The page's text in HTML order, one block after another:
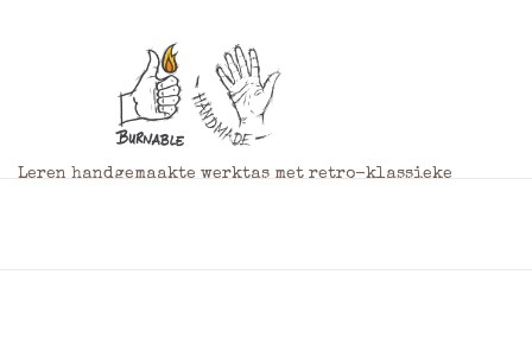
Leren handgemaakte werktas met retro-klassieke